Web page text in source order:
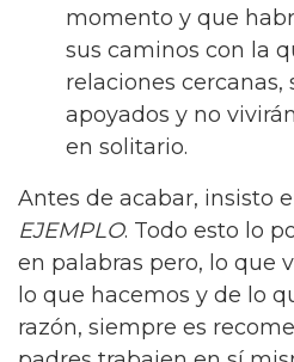
momento y que
sus caminos con la
relaciones
apoyados y no
en solitario.
Antes de acabar, insisto
EJEMPLO. Todo esto lo
en palabras pero, lo que
lo que hacemos y de lo
razón, siempre es